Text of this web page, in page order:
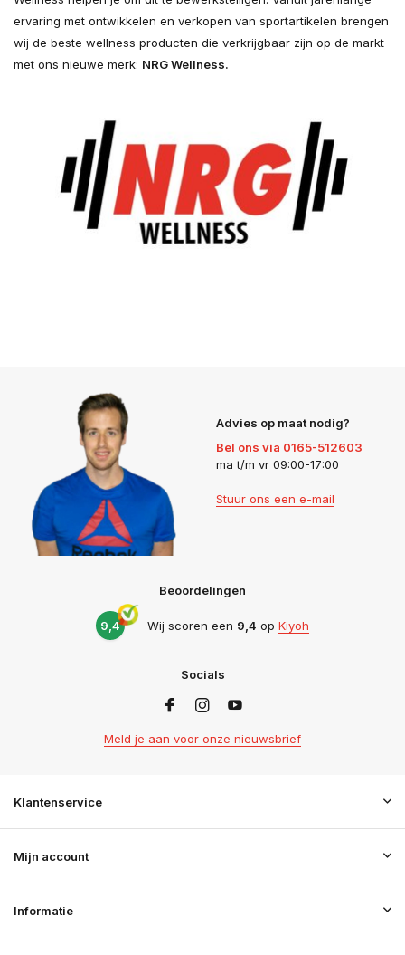
ervaring met ontwikkelen en verkopen van sportartikelen brengen
wij de beste wellness producten die verkrijgbaar zijn op de markt
met ons nieuwe merk: NRG Wellness.
Advies op maat nodig?
Bel ons via 0165-512603
ma t/m vr 09:00-17:00
Stuur ons een e-mail
Beoordelingen
9,4 Wij scoren een 9,4 op Kiyoh
Socials
Meld je aan voor onze nieuwsbrief
Klantenservice
Mijn account
Informatie